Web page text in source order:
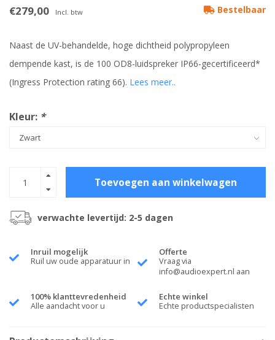
€279,00 Incl. btw Bestelbaar
Naast de UV-behandelde, hoge dichtheid polypropyleen
dempende kast, is de 100 OD8-luidspreker IP66-gecertificeerd*
(Ingress Protection rating 66). Lees meer..
Kleur: *
Toevoegen aan winkelwagen
verwachte levertijd: 2-5 dagen
Inruil mogelijk
Ruil uw oude apparatuur in
Offerte
Vraag via
info@audioexpert.nl aan
100% klanttevredenheid
Alle aandacht voor u
Echte winkel
Echte productspecialisten